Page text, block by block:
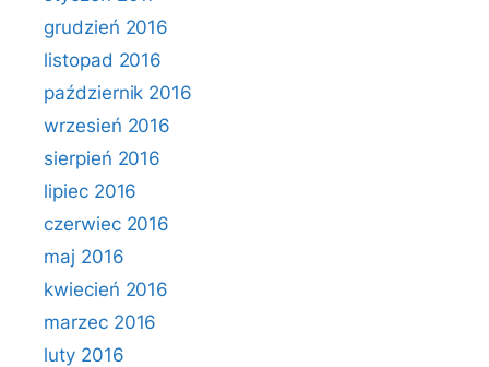
grudzień 2016
listopad 2016
październik 2016
wrzesień 2016
sierpień 2016
lipiec 2016
czerwiec 2016
maj 2016
kwiecień 2016
marzec 2016
luty 2016